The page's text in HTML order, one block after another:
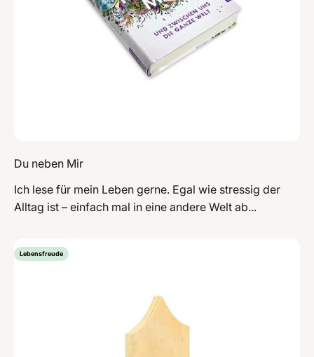
Du neben Mir
Ich lese für mein Leben gerne. Egal wie stressig der
Alltag ist – einfach mal in eine andere Welt ab...
Lebensfreude